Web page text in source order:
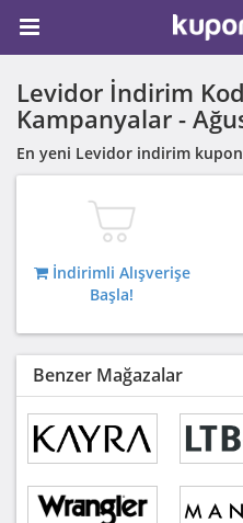
Levidor İndirim
Kampanyalar -
En yeni Levidor indirim
İndirimli Alışverişe
Başla!
Benzer Mağazalar